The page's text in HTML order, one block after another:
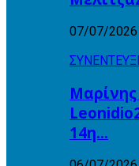
07/07/2026
14η…